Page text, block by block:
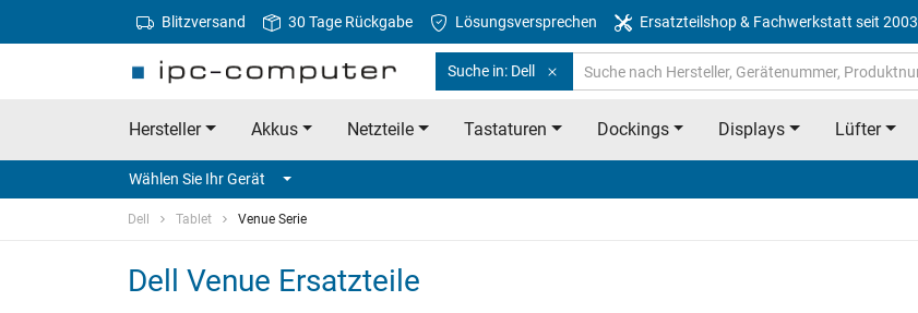
Blitzversand 30 Tage Rückgabe Lösungsversprechen Ersatzteilshop & Fachwerkstatt seit 2003
Suche in: Dell
Hersteller Akkus Netzteile Tastaturen Dockings Displays Lüfter
Wählen Sie Ihr Gerät
Dell Tablet Venue Serie
Dell Venue Ersatzteile